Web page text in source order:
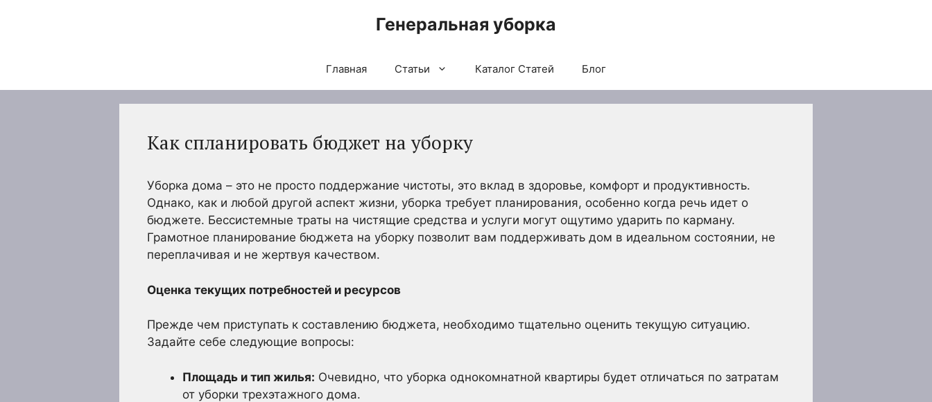
Генеральная уборка
Главная Статьи Каталог Статей Блог
Как спланировать бюджет на уборку
Уборка дома – это не просто поддержание чистоты, это вклад в здоровье, комфорт и продуктивность.
Однако, как и любой другой аспект жизни, уборка требует планирования, особенно когда речь идет о
бюджете. Бессистемные траты на чистящие средства и услуги могут ощутимо ударить по карману.
Грамотное планирование бюджета на уборку позволит вам поддерживать дом в идеальном состоянии, не
переплачивая и не жертвуя качеством.
Оценка текущих потребностей и ресурсов
Прежде чем приступать к составлению бюджета, необходимо тщательно оценить текущую ситуацию.
Задайте себе следующие вопросы:
Площадь и тип жилья: Очевидно, что уборка однокомнатной квартиры будет отличаться по затратам
от уборки трехэтажного дома.